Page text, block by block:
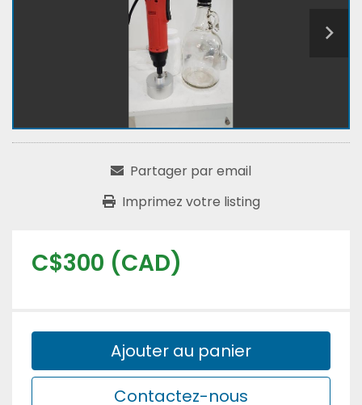
Partager par email
Imprimez votre listing
C$300 (CAD)
Ajouter au panier
Contactez-nous